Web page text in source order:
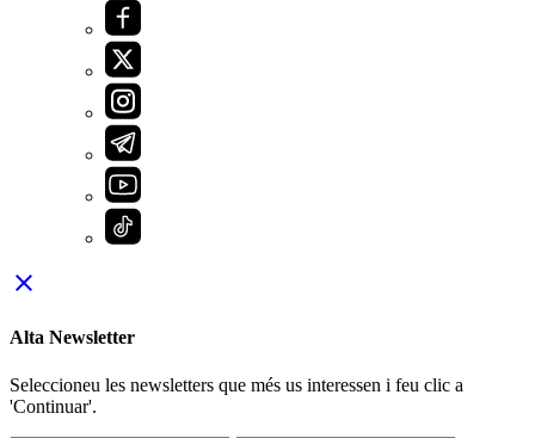
close
Alta Newsletter
Seleccioneu les newsletters que més us interessen i feu clic a
'Continuar'.